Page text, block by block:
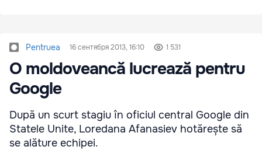
Pentruea 16 сентября 2013, 16:10 1 531
O moldoveancă lucrează pentru
Google
După un scurt stagiu în oficiul central Google din
Statele Unite, Loredana Afanasiev hotărește să
se alăture echipei.